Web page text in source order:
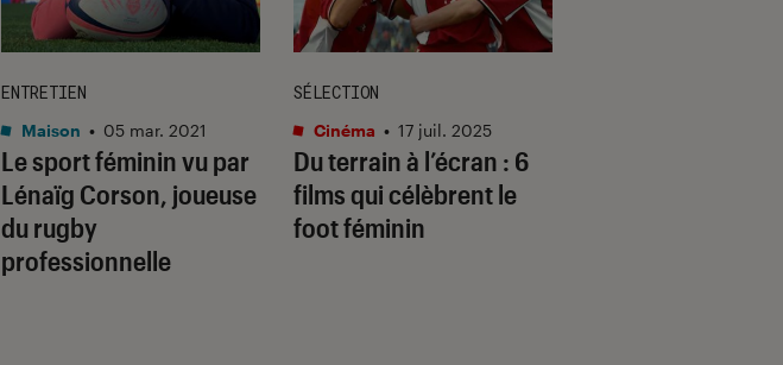
Le sport féminin vu par
Lénaïg Corson, joueuse
du rugby
professionnelle
ENTRETIEN
Maison • 05 mar. 2021
Du terrain à l’écran : 6
films qui célèbrent le
foot féminin
SÉLECTION
Cinéma • 17 juil. 2025